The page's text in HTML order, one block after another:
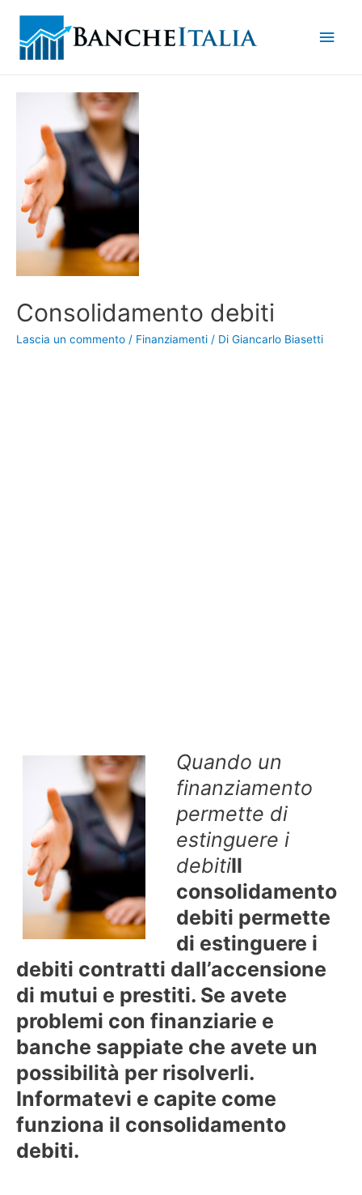
Consolidamento debiti
Lascia un commento / Finanziamenti / Di Giancarlo Biasetti
Quando un
finanziamento
permette di
estinguere i
debitiIl
consolidamento
debiti permette
di estinguere i
debiti contratti dall’accensione
di mutui e prestiti. Se avete
problemi con finanziarie e
banche sappiate che avete un
possibilità per risolverli.
Informatevi e capite come
funziona il consolidamento
debiti.